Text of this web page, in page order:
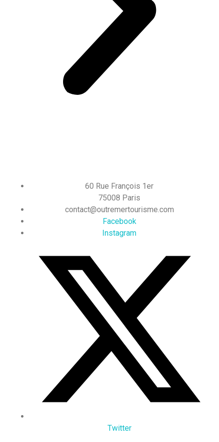
60 Rue François 1er
75008 Paris
contact@outremertourisme.com
Facebook
Instagram
Twitter